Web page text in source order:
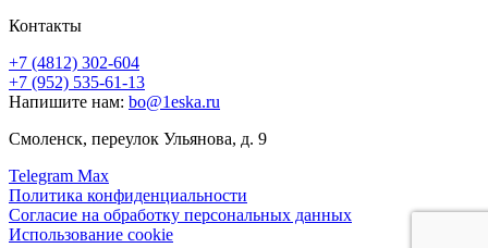
Контакты
+7 (4812) 302-604
+7 (952) 535-61-13
Напишите нам: bo@1eska.ru
Смоленск, переулок Ульянова, д. 9
Telegram Max
Политика конфиденциальности
Согласие на обработку персональных данных
Использование cookie